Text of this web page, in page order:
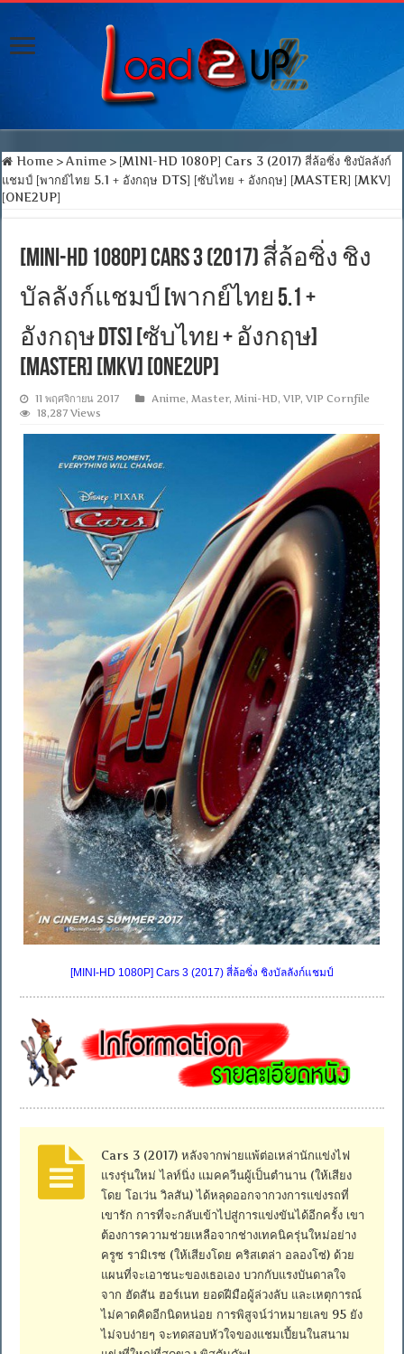
Home > Anime > [MINI-HD 1080P] Cars 3 (2017) สี่ล้อซิ่ง ชิงบัลลังก์
แชมป์ [พากย์ไทย 5.1 + อังกฤษ DTS] [ซับไทย + อังกฤษ] [MASTER] [MKV]
[ONE2UP]
[MINI-HD 1080P] Cars 3 (2017) สี่ล้อซิ่ง ชิง
บัลลังก์แชมป์ [พากย์ไทย 5.1 +
อังกฤษ DTS] [ซับไทย + อังกฤษ]
[MASTER] [MKV] [ONE2UP]
11 พฤศจิกายน 2017 Anime,Master,Mini-HD,VIP,VIP Cornfile
18,287 Views
[MINI-HD 1080P] Cars 3 (2017) สี่ล้อซิ่ง ชิงบัลลังก์แชมป์
Cars 3 (2017) หลังจากพ่ายแพ้ต่อเหล่านักแข่งไฟ
แรงรุ่นใหม่ ไลท์นิ่ง แมคควีนผู้เป็นตำนาน (ให้เสียง
โดย โอเว่น วิลสัน) ได้หลุดออกจากวงการแข่งรถที่
เขารัก การที่จะกลับเข้าไปสู่การแข่งขันได้อีกครั้ง เขา
ต้องการความช่วยเหลือจากช่างเทคนิครุ่นใหม่อย่าง
ครูซ รามิเรซ (ให้เสียงโดย คริสเตล่า อลองโซ่) ด้วย
แผนที่จะเอาชนะของเธอเอง บวกกับแรงบันดาลใจ
จาก ฮัดสัน ฮอร์เนท ยอดฝีมือผู้ล่วงลับ และเหตุการณ์
ไม่คาดคิดอีกนิดหน่อย การพิสูจน์ว่าหมายเลข 95 ยัง
ไม่จบง่ายๆ จะทดสอบหัวใจของแชมเปี้ยนในสนาม